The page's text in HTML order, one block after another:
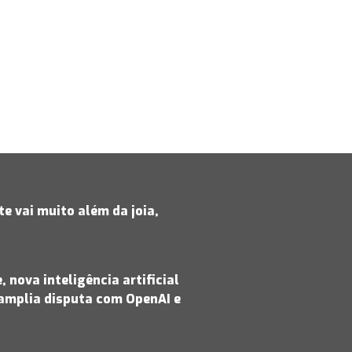
vai muito além da joia,
nova inteligência artificial
disputa com OpenAI e